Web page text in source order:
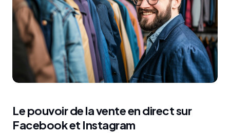
Le pouvoir de la vente en direct sur
Facebook et Instagram